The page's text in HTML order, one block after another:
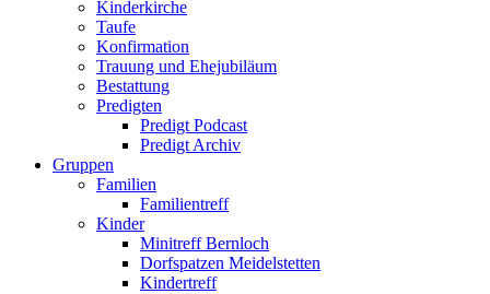
Kinderkirche
Taufe
Konfirmation
Trauung und Ehejubiläum
Bestattung
Predigten
Predigt Podcast
Predigt Archiv
Gruppen
Familien
Familientreff
Kinder
Minitreff Bernloch
Dorfspatzen Meidelstetten
Kindertreff